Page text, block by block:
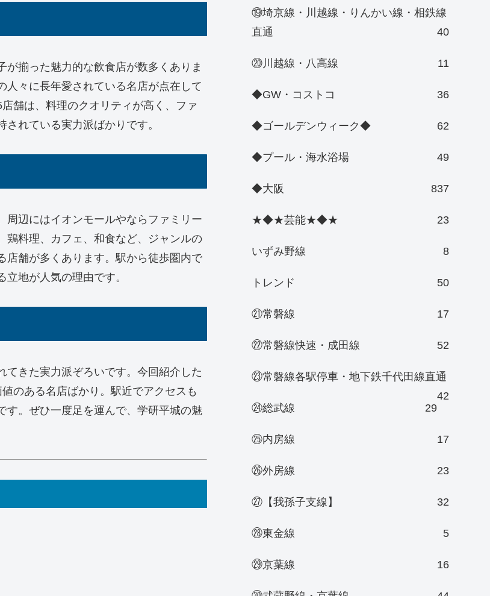
が揃った魅力的な飲食店が数多くありま
々に長年愛されている名店が点在して
舗は、料理のクオリティが高く、ファ
れている実力派ばかりです。
周辺にはイオンモールやならファミリー
鶏料理、カフェ、和食など、ジャンルの
店舗が多くあります。駅から徒歩圏内で
地が人気の理由です。
てきた実力派ぞろいです。今回紹介した
のある名店ばかり。駅近でアクセスも
す。ぜひ一度足を運んで、学研平城の魅
⑲埼京線・川越線・りんかい線・相鉄線
直通
40
⑳川越線・八高線 11
◆GW・コストコ 36
◆ゴールデンウィーク◆ 62
◆プール・海水浴場 49
◆大阪 837
★◆★芸能★◆★ 23
いずみ野線 8
トレンド 50
㉑常磐線 17
㉒常磐線快速・成田線 52
㉓常磐線各駅停車・地下鉄千代田線直通
42
㉔総武線
29
㉕内房線 17
㉖外房線 23
㉗【我孫子支線】 32
㉘東金線 5
㉙京葉線 16